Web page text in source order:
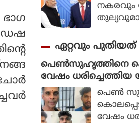
നകരവും
പ്പാക്കുക
തിന്റെ
യുഎന്‍
ഏറ്റവും പുതിയത്
പെൺസുഹൃത്തിനെ
വേഷം
സുഹൃത്തുക്കളുംപെൺ
വേഷം